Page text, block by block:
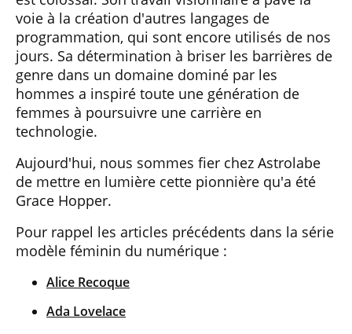
voie à la création d'autres langages de
programmation, qui sont encore utilisés de nos
jours. Sa détermination à briser les barrières de
genre dans un domaine dominé par les
hommes a inspiré toute une génération de
femmes à poursuivre une carrière en
technologie.
Aujourd'hui, nous sommes fier chez Astrolabe
de mettre en lumière cette pionnière qu'a été
Grace Hopper.
Pour rappel les articles précédents dans la série
modèle féminin du numérique :
Alice Recoque
Ada Lovelace